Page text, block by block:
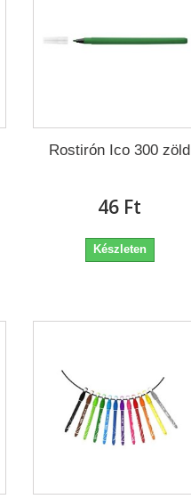
Rostirón Ico 300 zöld
46 Ft‎
Készleten